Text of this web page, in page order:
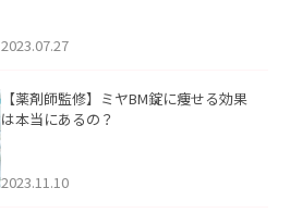
2023.07.27
【薬剤師監修】ミヤBM錠に痩せる効果
は本当にあるの？
2023.11.10